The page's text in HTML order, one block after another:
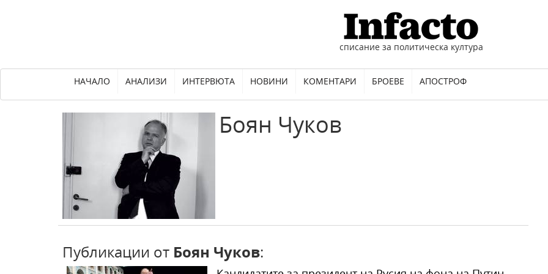
списание за политическа култура
НАЧАЛО АНАЛИЗИ ИНТЕРВЮТА НОВИНИ КОМЕНТАРИ БРОЕВЕ АПОСТРОФ
Боян Чуков
Публикации от Боян Чуков: